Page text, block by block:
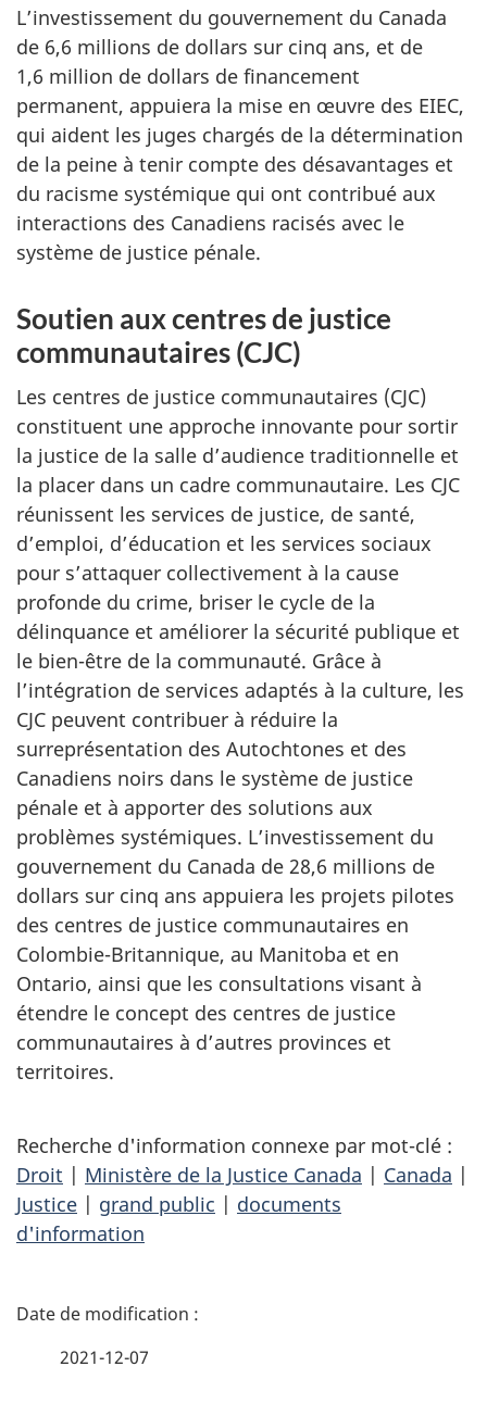
L’investissement du gouvernement du Canada
de 6,6 millions de dollars sur cinq ans, et de
1,6 million de dollars de financement
permanent, appuiera la mise en œuvre des EIEC,
qui aident les juges chargés de la détermination
de la peine à tenir compte des désavantages et
du racisme systémique qui ont contribué aux
interactions des Canadiens racisés avec le
système de justice pénale.
Soutien aux centres de justice
communautaires (CJC)
Les centres de justice communautaires (CJC)
constituent une approche innovante pour sortir
la justice de la salle d’audience traditionnelle et
la placer dans un cadre communautaire. Les CJC
réunissent les services de justice, de santé,
d’emploi, d’éducation et les services sociaux
pour s’attaquer collectivement à la cause
profonde du crime, briser le cycle de la
délinquance et améliorer la sécurité publique et
le bien-être de la communauté. Grâce à
l’intégration de services adaptés à la culture, les
CJC peuvent contribuer à réduire la
surreprésentation des Autochtones et des
Canadiens noirs dans le système de justice
pénale et à apporter des solutions aux
problèmes systémiques. L’investissement du
gouvernement du Canada de 28,6 millions de
dollars sur cinq ans appuiera les projets pilotes
des centres de justice communautaires en
Colombie-Britannique, au Manitoba et en
Ontario, ainsi que les consultations visant à
étendre le concept des centres de justice
communautaires à d’autres provinces et
territoires.
Recherche d'information connexe par mot-clé :
Droit | Ministère de la Justice Canada | Canada |
Justice | grand public | documents
d'information
D
2021-12-07